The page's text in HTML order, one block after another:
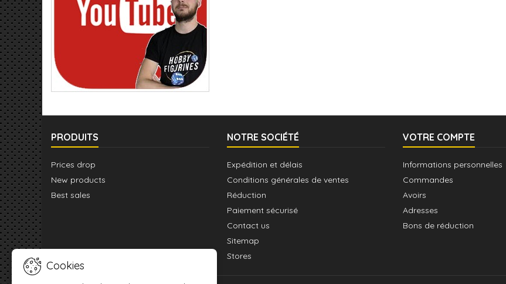
PRODUITS
Prices drop
New products
Best sales
NOTRE SOCIÉTÉ
Expédition et délais
Conditions générales de ventes
Réduction
Paiement sécurisé
Contact us
Sitemap
Stores
VOTRE COMPTE
Informations personnelles
Commandes
Avoirs
Adresses
Bons de réduction
Cookies